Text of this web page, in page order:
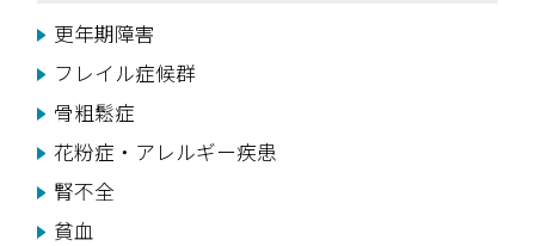
更年期障害
フレイル症候群
骨粗鬆症
花粉症・アレルギー疾患
腎不全
貧血